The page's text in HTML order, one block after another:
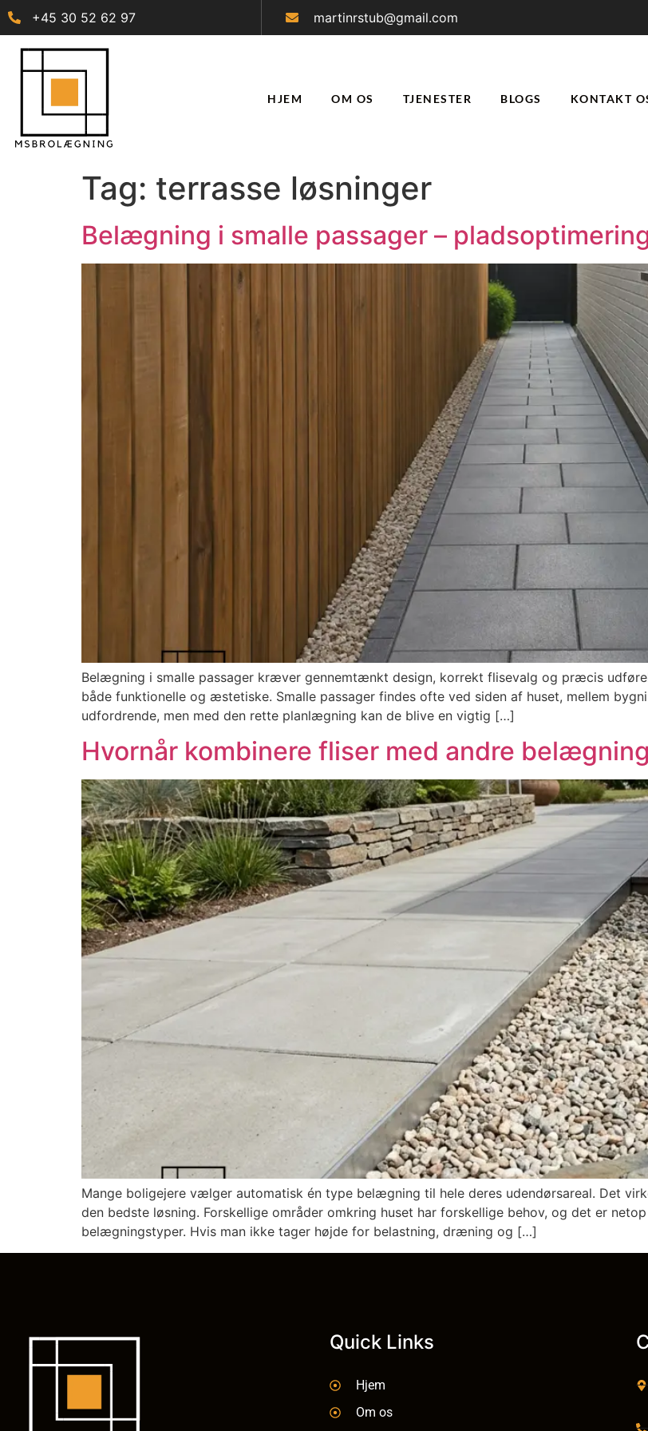
+45 30 52 62 97 martinrstub@gmail.com
HJEM OM OS TJENESTER BLOGS KONTAKT
Tag: terrasse løsninger
Belægning i smalle passager –
Belægning i smalle passager kræver gennemtænkt design, korrekt flisevalg og præcis
både funktionelle og æstetiske. Smalle passager findes ofte ved siden af huset, mellem
udfordrende, men med den rette planlægning kan de blive en vigtig […]
Hvornår kombinere fliser med andre
Mange boligejere vælger automatisk én type belægning til hele deres udendørsareal. Det
den bedste løsning. Forskellige områder omkring huset har forskellige behov, og det er
belægningstyper. Hvis man ikke tager højde for belastning, dræning og […]
Quick Links
Hjem
Om os